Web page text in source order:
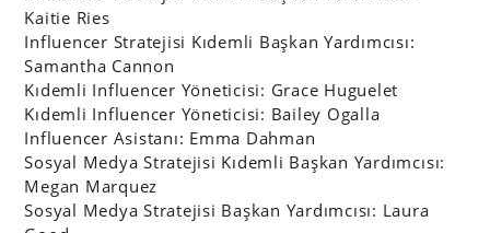
Kaitie Ries
Influencer Stratejisi Kıdemli Başkan Yardımcısı:
Samantha Cannon
Kıdemli Influencer Yöneticisi: Grace Huguelet
Kıdemli Influencer Yöneticisi: Bailey Ogalla
Influencer Asistanı: Emma Dahman
Sosyal Medya Stratejisi Kıdemli Başkan Yardımcısı:
Megan Marquez
Sosyal Medya Stratejisi Başkan Yardımcısı: Laura